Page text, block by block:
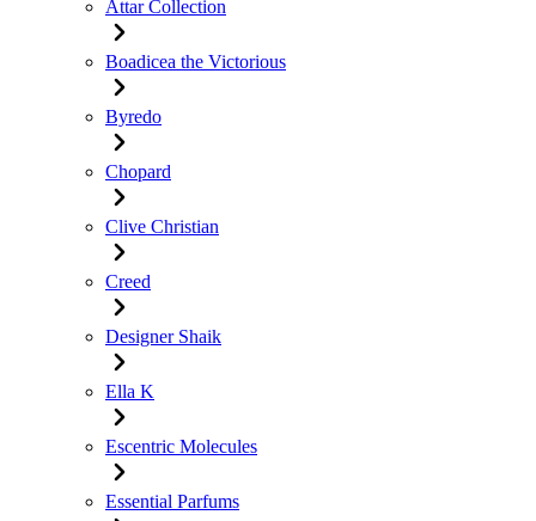
Attar Collection
Boadicea the Victorious
Byredo
Chopard
Clive Christian
Creed
Designer Shaik
Ella K
Escentric Molecules
Essential Parfums